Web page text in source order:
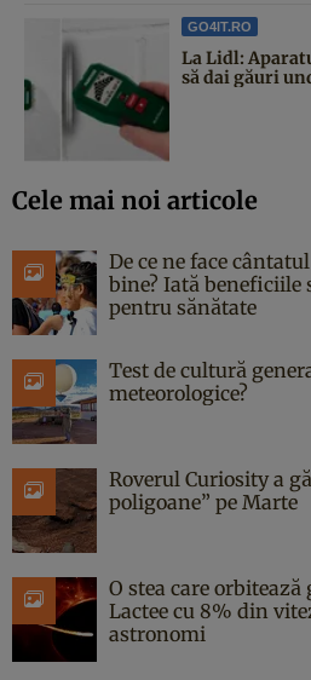
GO4IT.RO
La Lidl:
să dai găuri
Cele mai noi articole
De ce ne face
bine? Iată beneficiile
pentru sănătate
Test de cultură
meteorologice?
Roverul Curiosity a
poligoane” pe Marte
O stea care orbitează
Lactee cu 8% din
astronomi